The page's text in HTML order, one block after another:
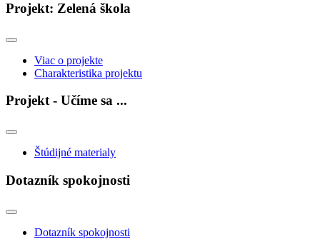
Projekt: Zelená škola
Viac o projekte
Charakteristika projektu
Projekt - Učíme sa ...
Štúdijné materialy
Dotazník spokojnosti
Dotazník spokojnosti